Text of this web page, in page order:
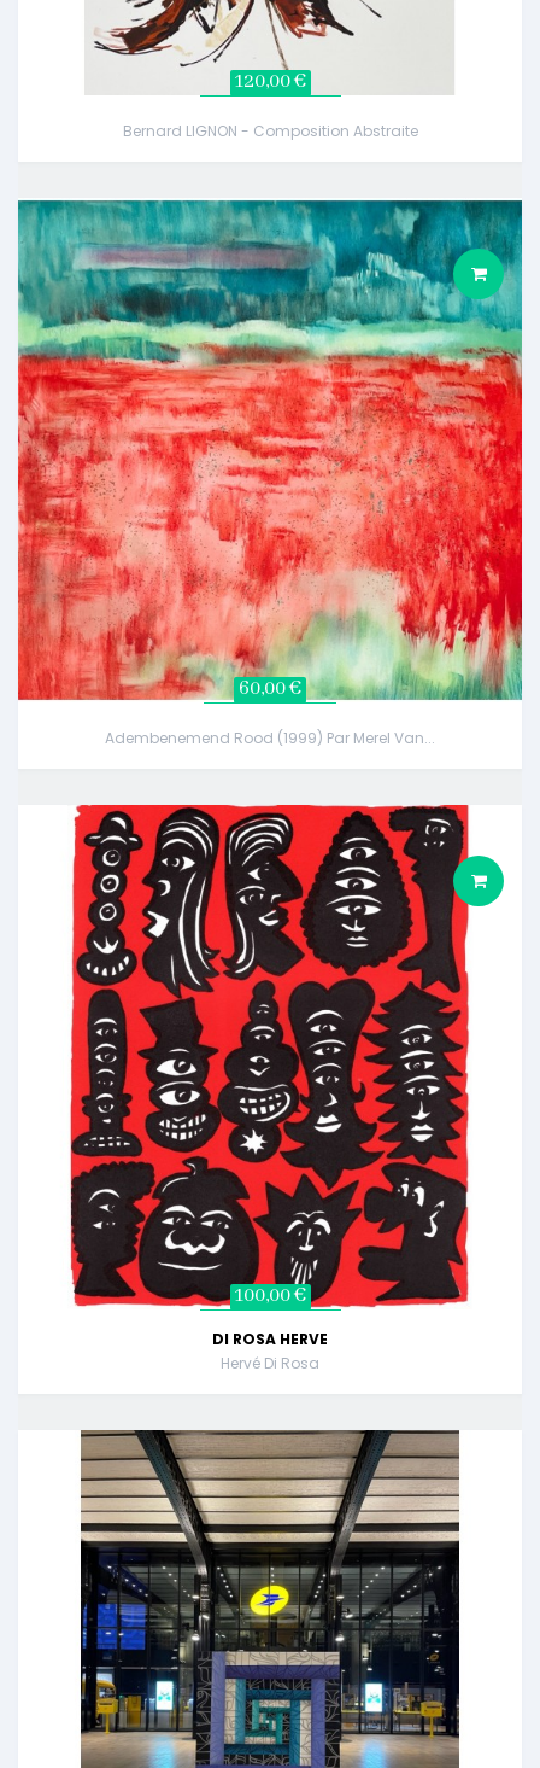
120,00 €
Bernard LIGNON - Composition Abstraite
60,00 €
Adembenemend Rood (1999) Par Merel Van...
100,00 €
DI ROSA HERVE
Hervé Di Rosa